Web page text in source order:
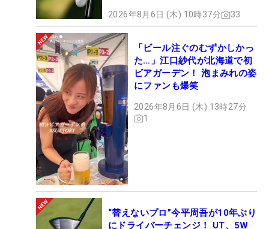
2026年8月6日 (木) 10時37分 33
「ビール注ぐのむずかしかっ
た…」江口紗代が北海道で初
ビアガーデン！ 泡まみれの姿
にファンも爆笑
2026年8月6日 (木) 13時27分
1
“替えないプロ”今平周吾が10年ぶり
にドライバーチェンジ！ UT、5W